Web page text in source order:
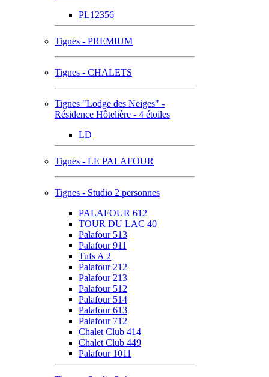
PL12356
Tignes - PREMIUM
Tignes - CHALETS
Tignes "Lodge des Neiges" -
Résidence Hôtelière - 4 étoiles
LD
Tignes - LE PALAFOUR
Tignes - Studio 2 personnes
PALAFOUR 612
TOUR DU LAC 40
Palafour 513
Palafour 911
Tufs A 2
Palafour 212
Palafour 213
Palafour 512
Palafour 514
Palafour 613
Palafour 712
Chalet Club 414
Chalet Club 449
Palafour 1011